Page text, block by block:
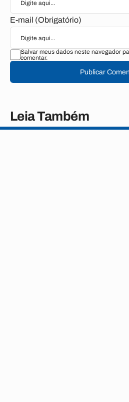
E-mail (Obrigatório)
Salvar meus dados neste navegador
comentar.
Publicar
Leia Também